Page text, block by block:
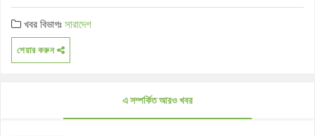
খবর বিভাগঃসারাদেশ
শেয়ার করুন
এ সম্পর্কিত আরও খবর